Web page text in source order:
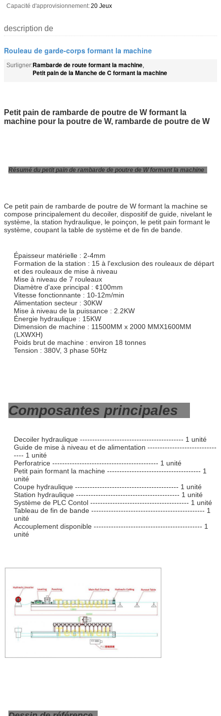
Capacité d'approvisionnement:20 Jeux
description de
Rouleau de garde-corps formant la machine
Surligner:Rambarde de route formant la machine,
Petit pain de la Manche de C formant la machine
Petit pain de rambarde de poutre de W formant la
machine pour la poutre de W, rambarde de poutre de W
Résumé du petit pain de rambarde de poutre de W formant la machine
Ce petit pain de rambarde de poutre de W formant la machine se
compose principalement du decoiler, dispositif de guide, nivelant le
système, la station hydraulique, le poinçon, le petit pain formant le
système, coupant la table de système et de fin de bande.
Épaisseur matérielle : 2-4mm
Formation de la station : 15 à l'exclusion des rouleaux de départ
et des rouleaux de mise à niveau
Mise à niveau de 7 rouleaux
Diamètre d'axe principal : ¢100mm
Vitesse fonctionnante : 10-12m/min
Alimentation secteur : 30KW
Mise à niveau de la puissance : 2.2KW
Énergie hydraulique : 15KW
Dimension de machine : 11500MM x 2000 MMX1600MM
(LXWXH)
Poids brut de machine : environ 18 tonnes
Tension : 380V, 3 phase 50Hz
Composantes principales
Decoiler hydraulique ------------------------------------------ 1 unité
Guide de mise à niveau et de alimentation ----------------------------
---- 1 unité
Perforatrice ------------------------------------------- 1 unité
Petit pain formant la machine -------------------------------------- 1
unité
Coupe hydraulique ------------------------------------------ 1 unité
Station hydraulique ------------------------------------------ 1 unité
Système de PLC Contol ---------------------------------------- 1 unité
Tableau de fin de bande ---------------------------------------------- 1
unité
Accouplement disponible -------------------------------------------- 1
unité